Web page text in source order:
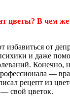
цветы? В чем же
от
и даже
Конечно,
—
рецепт из
свой цветок.